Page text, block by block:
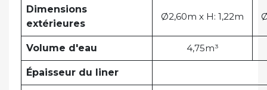
Dimensions
extérieures
Ø2,60m x H: 1,22m
Volume d'eau 4,75m³
Épaisseur du liner